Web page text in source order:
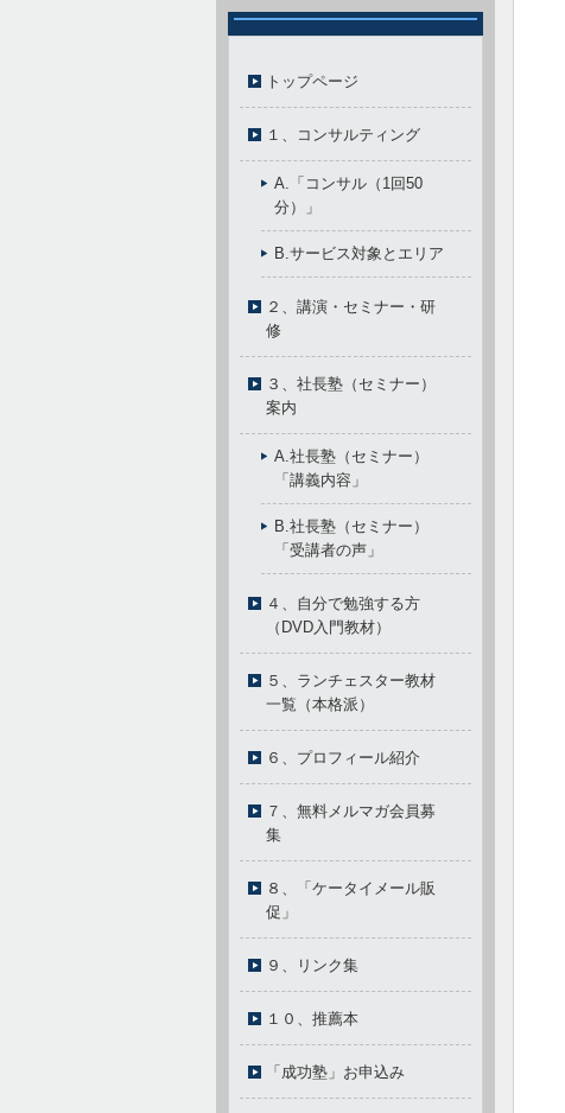
トップページ
１、コンサルティング
A.「コンサル（1回50
分）」
B.サービス対象とエリア
２、講演・セミナー・研
修
３、社長塾（セミナー）
案内
A.社長塾（セミナー）
「講義内容」
B.社長塾（セミナー）
「受講者の声」
４、自分で勉強する方
（DVD入門教材）
５、ランチェスター教材
一覧（本格派）
６、プロフィール紹介
７、無料メルマガ会員募
集
８、「ケータイメール販
促」
９、リンク集
１０、推薦本
「成功塾」お申込み